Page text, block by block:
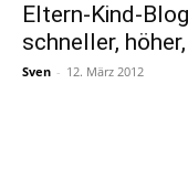
Eltern-Kind-
schneller,
Sven - 12. März 2012